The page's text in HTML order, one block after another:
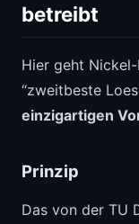
betreibt
Hier geht
“zweitbeste
einzigartigen
Prinzip
Das von der TU